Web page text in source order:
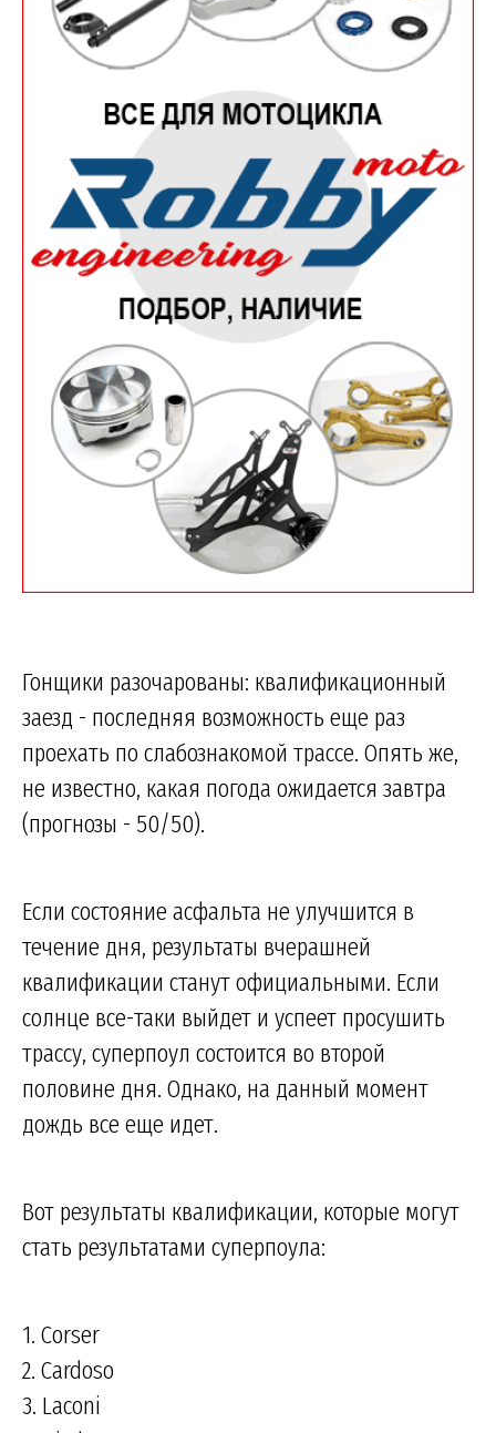
Гонщики разочарованы: квалификационный
заезд - последняя возможность еще раз
проехать по слабознакомой трассе. Опять же,
не известно, какая погода ожидается завтра
(прогнозы - 50/50).
Если состояние асфальта не улучшится в
течение дня, результаты вчерашней
квалификации станут официальными. Если
солнце все-таки выйдет и успеет просушить
трассу, суперпоул состоится во второй
половине дня. Однако, на данный момент
дождь все еще идет.
Вот результаты квалификации, которые могут
стать результатами суперпоула:
1. Corser
2. Cardoso
3. Laconi